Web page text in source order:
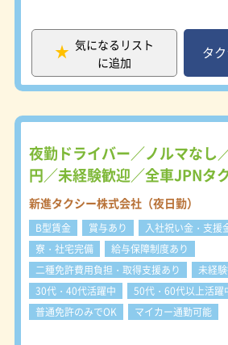
----------PRポイント
社員が未経験スター
歓迎！】 日本交通埼
上の方の応募も歓
経験からスタート
ードライバーとな
ーは年齢に関係なく
長く働けるおススメ
【未経験でも安心の
本交通埼玉では、充
制度で、運転・接客
て丁寧に指導いたし
資格である2種免許
なた次第で長く働
ビュー後も、先輩ベ
長）がしっかりサポ
務上の不安も相談できま
気になるリスト
に追加
タ
夜勤ドライバー／ノルマなし
円／未経験歓迎／全車JPNタ
新進タクシー株式会社（夜日勤）
B型賃金 賞与あり
入社祝い金・支援
寮・社宅完備
給与保障制度あり
二種免許費用負担・取得支援あり
未経
30代・40代活躍中
50代・60代以上活躍
普通免許のみでOK
マイカー通勤可能